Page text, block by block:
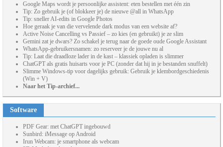
Google Maps wordt je persoonlijke assistent: eten bestellen met één zin
Tip: Zo gebruik je (of blokkeer je) de nieuwe @all in WhatsApp
Tip: sneller AI-edits in Google Photos
Hoe geraak je van die vervelende dark modus van een website af?
Active Noise Cancelling vs Passief – zo kies (en gebruikt) je ze slim
Gemini zat je dwars? Zo schakel je terug naar de goede oude Google Assistant
WhatsApp-gebruikersnamen: zo reserveer je de jouwe nu al
Tip: Laat die draadloze lader in de kast – klassiek opladen is slimmer
ChatGPT als gratis huisarts voor je PC (zonder dat hij in je bestanden snuffelt)
Slimme Windows-tip voor dagelijks gebruik: Gebruik je klembordgeschiedenis
(Win + V)
Naar het Tip-archief...
Software
PDF Gear: met ChatGPT ingebouwd
Sunbird: iMessage op Android
Irun Webcam: je smartphone als webcam